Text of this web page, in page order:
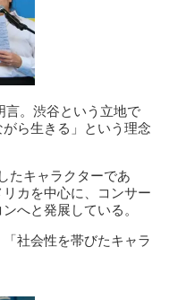
言。渋谷という立地で
ら生きる」という理念
たキャラクターであ
カを中心に、コンサー
へと発展している。
社会性を帯びたキャラ